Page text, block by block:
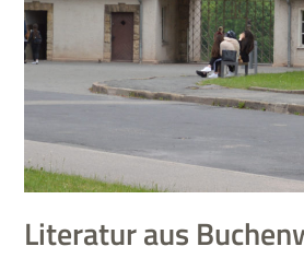
Literatur aus